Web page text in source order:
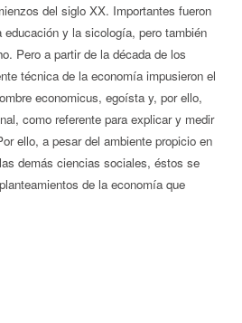
del siglo XX. Importantes fueron
educación y la sicología, pero también
Pero a partir de la década de los
técnica de la economía impusieron el
economicus, egoísta y, por ello,
como referente para explicar y medir
ello, a pesar del ambiente propicio en
demás ciencias sociales, éstos se
de la economía que